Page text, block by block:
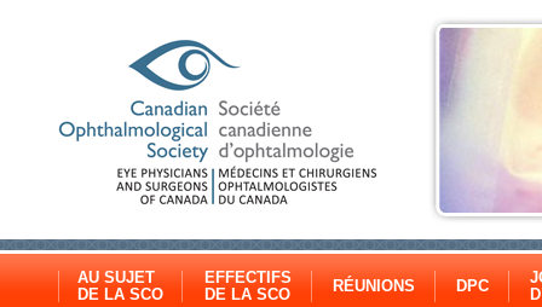
AU SUJET
DE LA SCO
EFFECTIFS
DE LA SCO
RÉUNIONS DPC